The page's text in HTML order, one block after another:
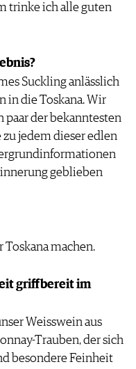
trinke ich alle guten
Suckling anlässlich
in die Toskana. Wir
paar der bekanntesten
zu jedem dieser edlen
geblieben
machen.
griffbereit im
Weisswein aus
Trauben, der sich
besondere Feinheit